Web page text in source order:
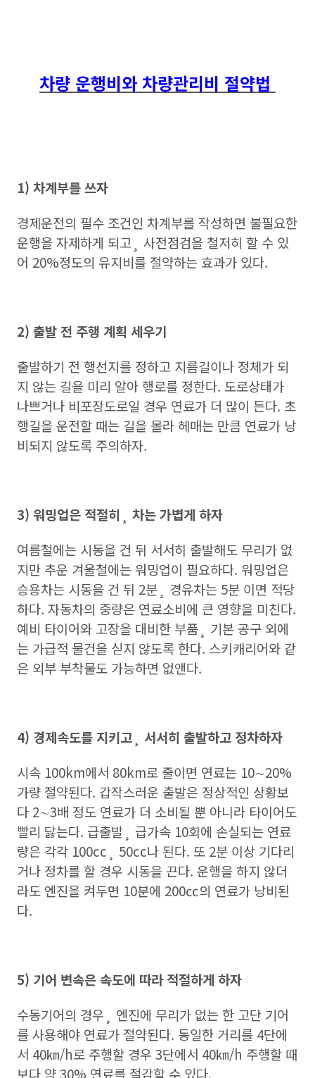
차량 운행비와 차량관리비 절약법
1) 차계부를 쓰자
경제운전의 필수 조건인 차계부를 작성하면 불필요한
운행을 자제하게 되고¸ 사전점검을 철저히 할 수 있
어 20%정도의 유지비를 절약하는 효과가 있다.
2) 출발 전 주행 계획 세우기
출발하기 전 행선지를 정하고 지름길이나 정체가 되
지 않는 길을 미리 알아 행로를 정한다. 도로상태가
나쁘거나 비포장도로일 경우 연료가 더 많이 든다. 초
행길을 운전할 때는 길을 몰라 헤매는 만큼 연료가 낭
비되지 않도록 주의하자.
3) 워밍업은 적절히¸ 차는 가볍게 하자
여름철에는 시동을 건 뒤 서서히 출발해도 무리가 없
지만 추운 겨울철에는 워밍업이 필요하다. 워밍업은
승용차는 시동을 건 뒤 2분¸ 경유차는 5분 이면 적당
하다. 자동차의 중량은 연료소비에 큰 영향을 미친다.
예비 타이어와 고장을 대비한 부품¸ 기본 공구 외에
는 가급적 물건을 싣지 않도록 한다. 스키캐리어와 같
은 외부 부착물도 가능하면 없앤다.
4) 경제속도를 지키고¸ 서서히 출발하고 정차하자
시속 100km에서 80km로 줄이면 연료는 10∼20%
가량 절약된다. 갑작스러운 출발은 정상적인 상황보
다 2∼3배 정도 연료가 더 소비될 뿐 아니라 타이어도
빨리 닳는다. 급출발¸ 급가속 10회에 손실되는 연료
량은 각각 100cc¸ 50cc나 된다. 또 2분 이상 기다리
거나 정차를 할 경우 시동을 끈다. 운행을 하지 않더
라도 엔진을 켜두면 10분에 200㏄의 연료가 낭비된
다.
5) 기어 변속은 속도에 따라 적절하게 하자
수동기어의 경우¸ 엔진에 무리가 없는 한 고단 기어
를 사용해야 연료가 절약된다. 동일한 거리를 4단에
서 40㎞/h로 주행할 경우 3단에서 40㎞/h 주행할 때
보다 약 30% 연료를 절감할 수 있다.